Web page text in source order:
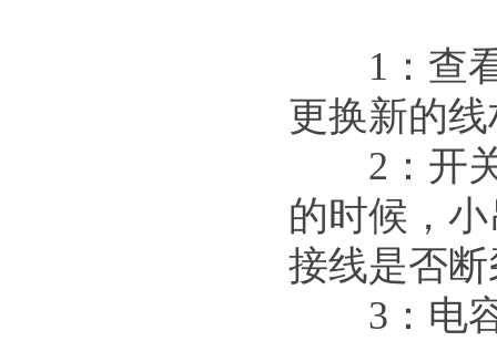
1：查看
更换新的
2：开关
的时候，
接线是否
3：电容